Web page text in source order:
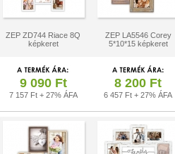
ZEP ZD744 Riace 8Q
képkeret
ZEP LA5546 Corey
5*10*15 képkeret
9 090 Ft
7 157 Ft + 27% ÁFA
8 200 Ft
6 457 Ft + 27% ÁFA